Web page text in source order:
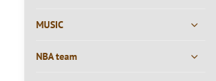
MUSIC
NBA team